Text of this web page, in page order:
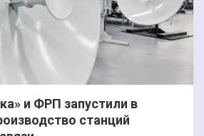
и ФРП запустили в
станций